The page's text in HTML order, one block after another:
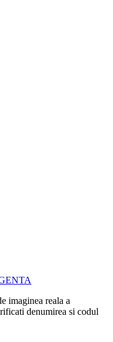
imaginea reala a
denumirea si codul